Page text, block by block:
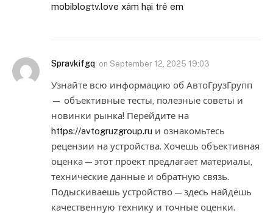
mobiblogtv.love xâm hại trẻ em
Spravkifgq on September 12, 2025 19:03
Узнайте всю информацию об АвтоГрузГрупп
— объективные тесты, полезные советы и
новинки рынка! Перейдите на
https://avtogruzgroup.ru и ознакомьтесь
рецензии на устройства. Хочешь объективная
оценка — этот проект предлагает материалы,
технические данные и обратную связь.
Подыскиваешь устройство — здесь найдёшь
качественную технику и точные оценки.